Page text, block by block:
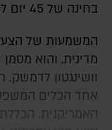
בחינה של 45 יום לפני שיוכל להיכנס לתוקף.
המשמעות של הצעד רחבה בהרבה מהסרת תווית
מדינית, והוא
וושינגטון
אחד הכלים
האמריקנית.